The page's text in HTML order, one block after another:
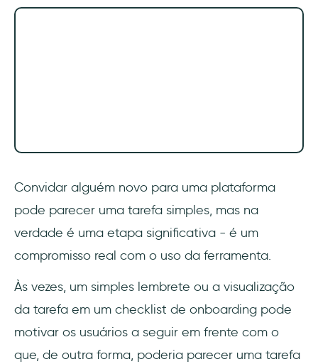
Convidar alguém novo para uma plataforma
pode parecer uma tarefa simples, mas na
verdade é uma etapa significativa - é um
compromisso real com o uso da ferramenta.
Às vezes, um simples lembrete ou a visualização
da tarefa em um checklist de onboarding pode
motivar os usuários a seguir em frente com o
que, de outra forma, poderia parecer uma tarefa